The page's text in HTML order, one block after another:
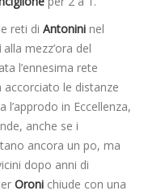
reti di Antonini nel
alla mezz’ora del
l’ennesima rete
accorciato le distanze
l’approdo in Eccellenza,
anche se i
ancora un po, ma
dopo anni di
Oroni chiude con una